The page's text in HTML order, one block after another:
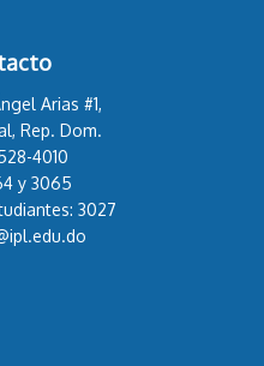
Arias #1,
Rep. Dom.
4010
y 3065
3027